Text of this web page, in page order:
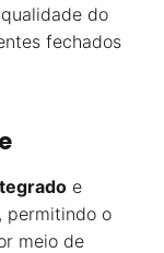
do
fechados
e
permitindo o
meio de